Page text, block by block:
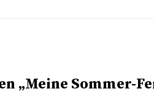
„Meine Sommer-